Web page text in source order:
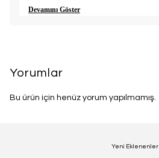
Devamını Göster
Yorumlar
Bu ürün için henüz yorum yapılmamış.
Yeni Eklenenler